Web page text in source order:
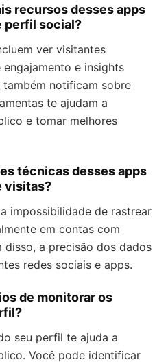
recursos desses apps
perfil social?
ver visitantes
e insights
também notificam sobre
te ajudam a
e tomar melhores
técnicas desses apps
visitas?
impossibilidade de rastrear
em contas com
disso, a precisão dos dados
redes sociais e apps.
de monitorar os
seu perfil te ajuda a
Você pode identificar